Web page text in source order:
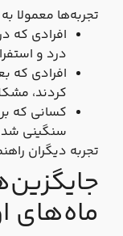
تجربه‌ها معمولا
افرادی که
درد و
کردند،
کسانی که
سنگینی
تجربه دیگران
ماه‌های